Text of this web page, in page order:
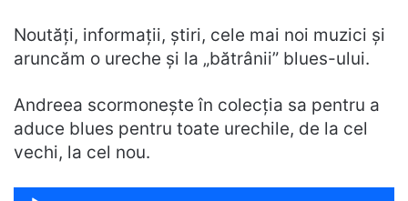
Noutăți, informații, știri, cele mai noi muzici și
aruncăm o ureche și la „bătrânii” blues-ului.
Andreea scormonește în colecția sa pentru a
aduce blues pentru toate urechile, de la cel
vechi, la cel nou.